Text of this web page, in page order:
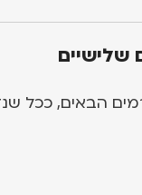
הבאים, ככל